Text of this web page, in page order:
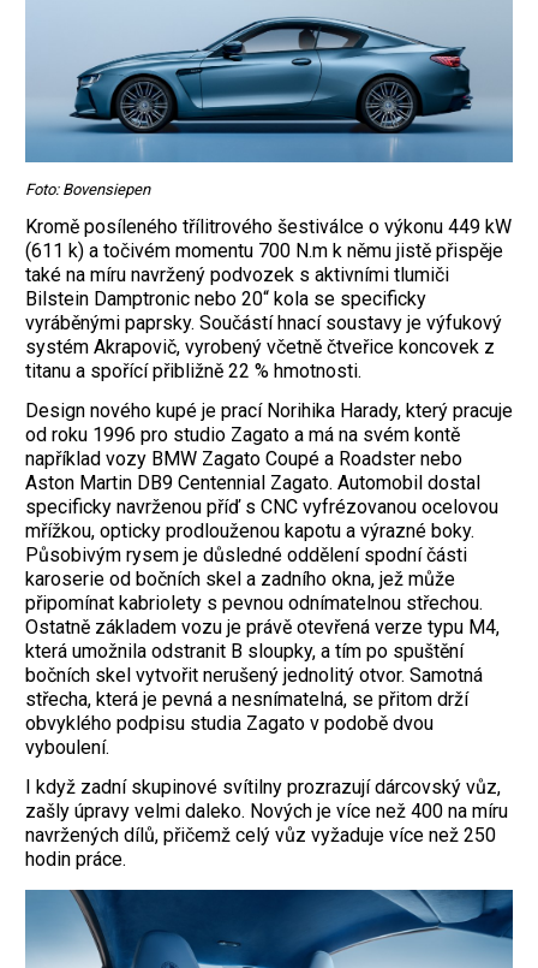
Foto: Bovensiepen
Kromě posíleného třílitrového šestiválce o výkonu 449 kW
(611 k) a točivém momentu 700 N.m k němu jistě přispěje
také na míru navržený podvozek s aktivními tlumiči
Bilstein Damptronic nebo 20“ kola se specificky
vyráběnými paprsky. Součástí hnací soustavy je výfukový
systém Akrapovič, vyrobený včetně čtveřice koncovek z
titanu a spořící přibližně 22 % hmotnosti.
Design nového kupé je prací Norihika Harady, který pracuje
od roku 1996 pro studio Zagato a má na svém kontě
například vozy BMW Zagato Coupé a Roadster nebo
Aston Martin DB9 Centennial Zagato. Automobil dostal
specificky navrženou příď s CNC vyfrézovanou ocelovou
mřížkou, opticky prodlouženou kapotu a výrazné boky.
Působivým rysem je důsledné oddělení spodní části
karoserie od bočních skel a zadního okna, jež může
připomínat kabrio­lety s pevnou odnímatelnou střechou.
Ostatně základem vozu je právě otevřená verze typu M4,
která umožnila odstranit B sloupky, a tím po spuštění
bočních skel vytvořit nerušený jednolitý otvor. Samotná
střecha, která je pevná a nesnímatelná, se přitom drží
obvyklého podpisu studia Zagato v podobě dvou
vyboulení.
I když zadní skupinové svítilny prozrazují dárcovský vůz,
zašly úpravy velmi daleko. Nových je více než 400 na míru
navržených dílů, přičemž celý vůz vyžaduje více než 250
hodin práce.